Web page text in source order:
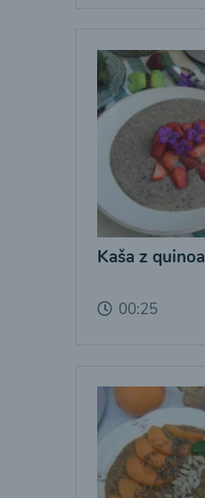
Kaša z quinoa
00:25